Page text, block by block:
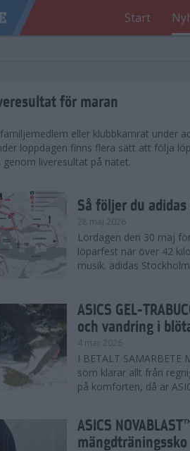
Start
för maran
eller klubbkamrat under
loppdagen finns flera sätt att följa
genom liveresultat på nätet.
Så följer du
28 maj 2026
Lördagen den 30 maj
löparfest när över 42
musik. adidas
ASICS GEL-
och vandring i
4 mar 2026
I BETALT
som klarar allt från
på komforten, då är
ASICS
mängdträningssko